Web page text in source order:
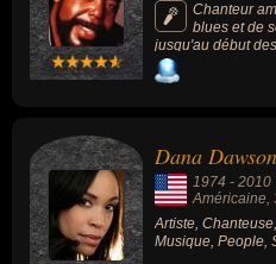
Chanteur
blues et de
jusqu'au début
pour sa voix
« Never Never
Dana Dawson
1974 - 2010
Américaine,
Artiste,
Musique, People,